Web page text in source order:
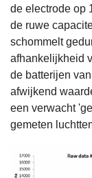
de electrode op
de ruwe
schommelt
afhankelijkheid
de batterijen
afwijkend
een verwacht
gemeten